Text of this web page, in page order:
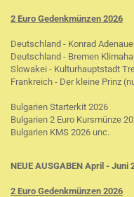
2 Euro Gedenkmünzen 2026
Deutschland - Konrad
Deutschland - Bremen
Slowakei - Kulturhauptstadt
Frankreich - Der kleine Prinz
Bulgarien Starterkit 2026
Bulgarien 2 Euro Kursmünze
Bulgarien KMS 2026 unc.
NEUE AUSGABEN April - Juni
2 Euro Gedenkmünzen 2026